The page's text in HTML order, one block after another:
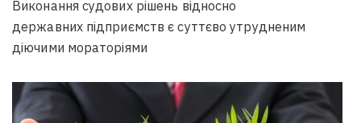
Виконання судових рішень відносно
державних підприємств є суттєво утрудненим
діючими мораторіями